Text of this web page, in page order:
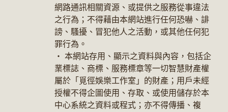
網路通訊相關資源、或提供之服務從事違法
之行為；不得藉由本網站進行任何恐嚇、誹
謗、騷擾、冒犯他人之活動，或其他任何犯
罪行為。
‧ 本網站存用、顯示之資料與內容，包括企
業標誌、商標、服務標章等一切智慧財產權
屬於「覓徑娛樂工作室」的財產；用戶未經
授權不得企圖使用、存取、或使用儲存於本
中心系統之資料或程式；亦不得傳播、複